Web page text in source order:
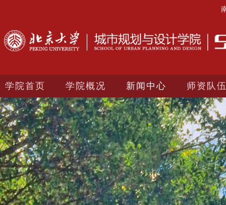
学院首页 学院概况 新闻中心 师资队